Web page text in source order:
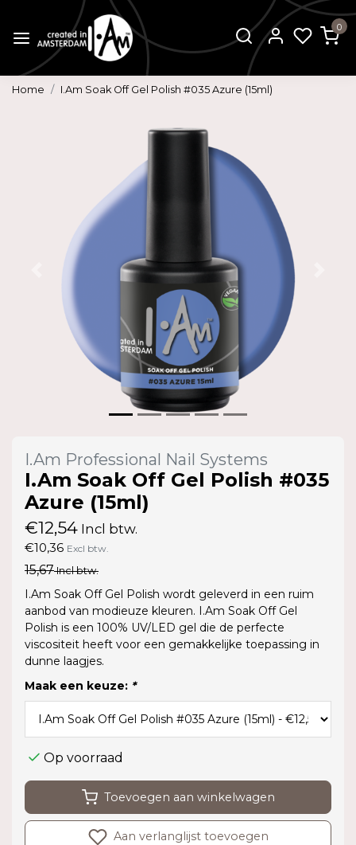
0
Home I.Am Soak Off Gel Polish #035 Azure (15ml)
I.Am Professional Nail Systems
I.Am Soak Off Gel Polish #035
Azure (15ml)
€12,54 Incl btw.
€10,36 Excl btw.
15,67Incl btw.
I.Am Soak Off Gel Polish wordt geleverd in een ruim
aanbod van modieuze kleuren. I.Am Soak Off Gel
Polish is een 100% UV/LED gel die de perfecte
viscositeit heeft voor een gemakkelijke toepassing in
dunne laagjes.
Maak een keuze: *
Op voorraad
Toevoegen aan winkelwagen
Aan verlanglijst toevoegen